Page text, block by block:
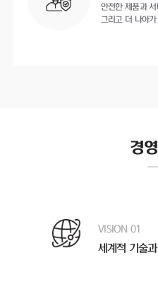
안전한 제품과
그리고 더 나아
경
VISION 01
세계적 기술